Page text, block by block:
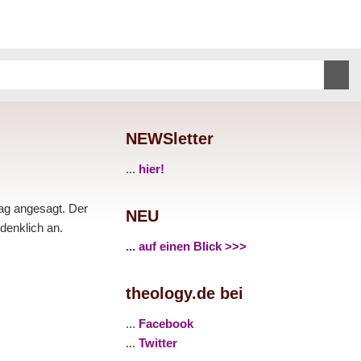
angesagt. Der
an.
NEWSletter
... hier!
NEU
... auf einen Blick >>>
theology.de bei
... Facebook
... Twitter